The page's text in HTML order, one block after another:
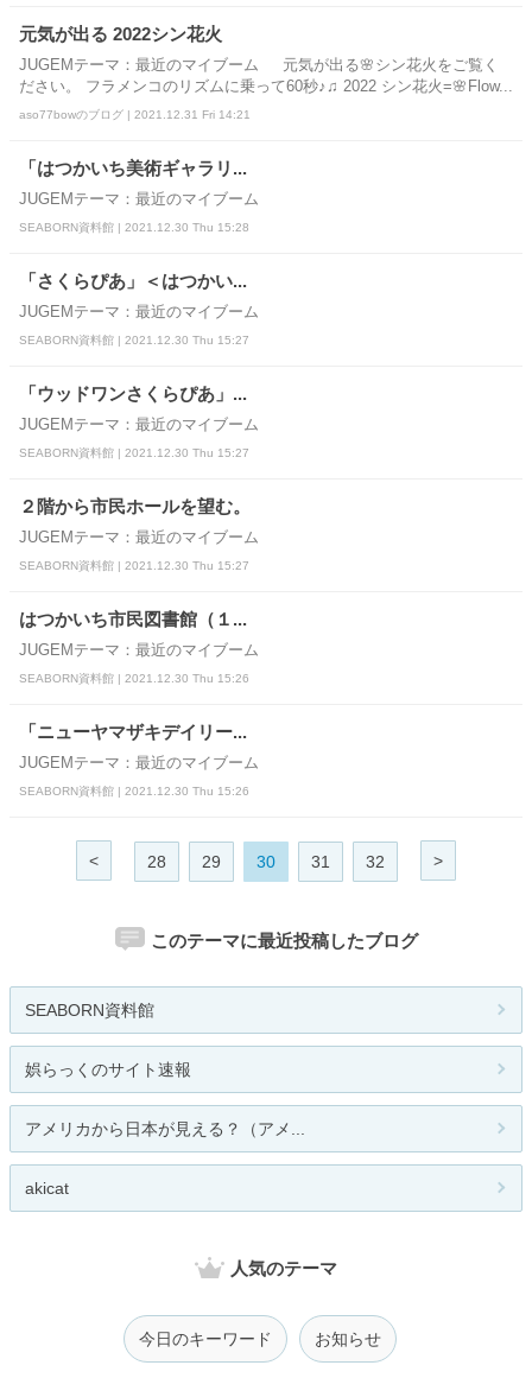
元気が出る 2022シン花火
JUGEMテーマ：最近のマイブーム 元気が出る🌸シン花火をご覧く
ださい。 フラメンコのリズムに乗って60秒♪♫ 2022 シン花火=🌸Flow...
aso77bowのブログ | 2021.12.31 Fri 14:21
「はつかいち美術ギャラリ...
JUGEMテーマ：最近のマイブーム
SEABORN資料館 | 2021.12.30 Thu 15:28
「さくらぴあ」＜はつかい...
JUGEMテーマ：最近のマイブーム
SEABORN資料館 | 2021.12.30 Thu 15:27
「ウッドワンさくらぴあ」...
JUGEMテーマ：最近のマイブーム
SEABORN資料館 | 2021.12.30 Thu 15:27
２階から市民ホールを望む。
JUGEMテーマ：最近のマイブーム
SEABORN資料館 | 2021.12.30 Thu 15:27
はつかいち市民図書館（１...
JUGEMテーマ：最近のマイブーム
SEABORN資料館 | 2021.12.30 Thu 15:26
「ニューヤマザキデイリー...
JUGEMテーマ：最近のマイブーム
SEABORN資料館 | 2021.12.30 Thu 15:26
< 28 29 30 31 32 >
このテーマに最近投稿したブログ
SEABORN資料館
娯らっくのサイト速報
アメリカから日本が見える？（アメ...
akicat
人気のテーマ
今日のキーワード お知らせ